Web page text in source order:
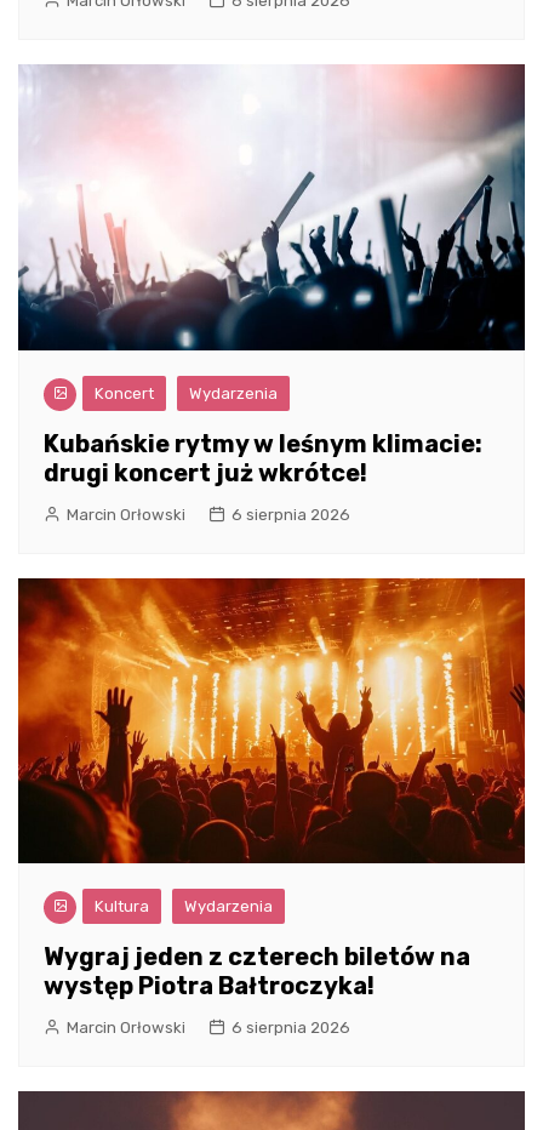
Koncert Wydarzenia
Kubańskie rytmy w leśnym klimacie:
drugi koncert już wkrótce!
Marcin Orłowski 6 sierpnia 2026
Kultura Wydarzenia
Wygraj jeden z czterech biletów na
występ Piotra Bałtroczyka!
Marcin Orłowski 6 sierpnia 2026